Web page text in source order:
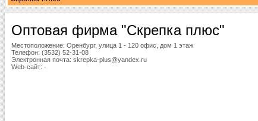
Оптовая фирма "Скрепка плюс"
Местоположение: Оренбург, улица 1 - 120 офис, дом 1 этаж
Телефон: (3532) 52-31-08
Электронная почта: skrepka-plus@yandex.ru
Web-сайт: -